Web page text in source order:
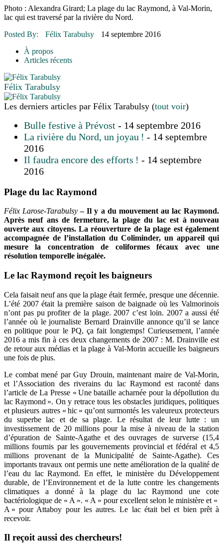
16 juillet 2026 | CULTURE
16 juillet 2026 | POLITIQUE
16 juillet 2026 | COMMUNAUTAIRE
Photo : Alexandra Girard; La plage du lac Raymond, à Val-Morin,
lac qui est traversé par la rivière du Nord.
Posted By:
Félix Tarabulsy
14 septembre 2016
À propos
Articles récents
Félix Tarabulsy
Les derniers articles par Félix Tarabulsy (tout voir)
Bulle festive à Prévost - 14 septembre 2016
La rivière du Nord, un joyau ! - 14 septembre
2016
Il faudra encore des efforts ! - 14 septembre
2016
Plage du lac Raymond
Félix Larose-Tarabulsy – Il y a du mouvement au lac Raymond.
Après neuf ans de fermeture, la plage du lac est à nouveau
ouverte aux citoyens. La réouverture de la plage est également
accompagnée de l’installation du Coliminder, un appareil qui
mesure la concentration de coliformes fécaux avec une
résolution temporelle inégalée.
Le lac Raymond reçoit les baigneurs
Cela faisait neuf ans que la plage était fermée, presque une décennie.
L’été 2007 était la première saison de baignade où les Valmorinois
n’ont pas pu profiter de la plage. 2007 c’est loin. 2007 a aussi été
l’année où le journaliste Bernard Drainville annonce qu’il se lance
en politique pour le PQ, ça fait longtemps! Curieusement, l’année
2016 a mis fin à ces deux changements de 2007 : M. Drainville est
de retour aux médias et la plage à Val-Morin accueille les baigneurs
une fois de plus.
Le combat mené par Guy Drouin, maintenant maire de Val-Morin,
et l’Association des riverains du lac Raymond est raconté dans
l’article de La Presse « Une bataille acharnée pour la dépollution du
lac Raymond ». On y retrace tous les obstacles juridiques, politiques
et plusieurs autres « hic » qu’ont surmontés les valeureux protecteurs
du superbe lac et de sa plage. Le résultat de leur lutte : un
investissement de 20 millions pour la mise à niveau de la station
d’épuration de Sainte-Agathe et des ouvrages de surverse (15,4
millions fournis par les gouvernements provincial et fédéral et 4,5
millions provenant de la Municipalité de Sainte-Agathe). Ces
importants travaux ont permis une nette amélioration de la qualité de
l’eau du lac Raymond. En effet, le ministère du Développement
durable, de l’Environnement et de la lutte contre les changements
climatiques a donné à la plage du lac Raymond une cote
bactériologique de « A ». « A » pour excellent selon le ministère et «
A » pour Attaboy pour les autres. Le lac était bel et bien prêt à
recevoir.
Il reçoit aussi des chercheurs!